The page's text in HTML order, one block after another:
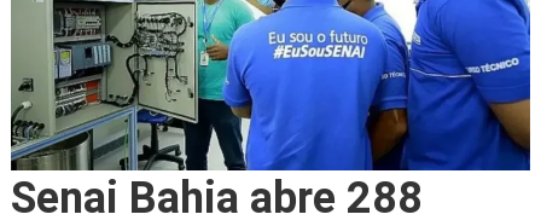
Senai Bahia abre 288